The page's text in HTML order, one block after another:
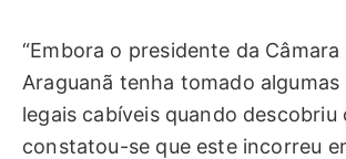
“Embora o presidente da
Araguanã tenha tomado algumas
legais cabíveis quando descobriu
constatou-se que este incorreu